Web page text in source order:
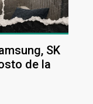
SK
de la